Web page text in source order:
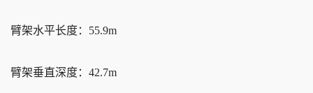
臂架水平长度：55.9m
臂架垂直深度：42.7m